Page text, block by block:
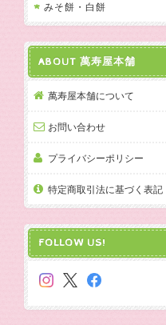
みそ餅・白餅
ABOUT 萬寿屋本舗
萬寿屋本舗について
お問い合わせ
プライバシーポリシー
特定商取引法に基づく表記
FOLLOW US!